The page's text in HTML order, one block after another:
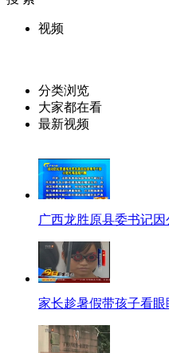
视频
分类浏览
大家都在看
最新视频
广西龙胜原县委书记
家长趁暑假带孩子看